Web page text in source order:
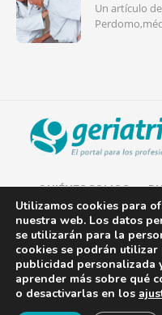
Un artículo
QUIÉNES SOMOS
AVISO LEGAL
POLÍTICA DE COOKIES
POLÍTICA DE
Utilizamos cookies para
nuestra web. Los datos
se utilizarán para la
cookies se podrán utilizar
publicidad personalizada
aprender más sobre qué
o desactivarlas en los